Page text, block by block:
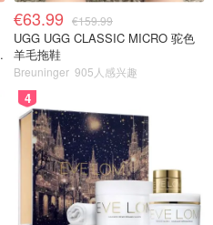
€63.99 €159.99
UGG UGG CLASSIC MICRO 驼色
羊毛拖鞋
Breuninger 905人感兴趣
4